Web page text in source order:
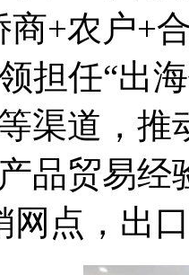
商+农户+
担任“出
渠道，推
品贸易经
网点，出